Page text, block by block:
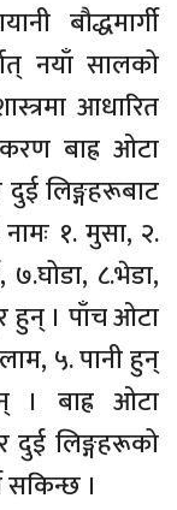
बौद्धमार्गी
नयाँ सालको
आधारित
बाह्र ओटा
लिङ्गहरूबाट
१. मुसा, २.
८.भेडा,
हुन् । पाँच ओटा
५. पानी हुन्
। बाह्र ओटा
दुई लिङ्गहरूको
।